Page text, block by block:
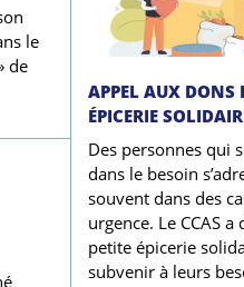
le
de
APPEL AUX DONS
ÉPICERIE
Des personnes qui
dans le besoin
souvent dans des
urgence. Le CCAS
petite épicerie
subvenir à leurs